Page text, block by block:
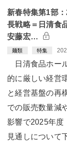
新春特集第1部
長戦略＝日清食
安藤宏…
麺類 特集
日清食品ホー
的に厳しい経営
と経営基盤の再
での販売数量減
影響で2025年度
見通しについて